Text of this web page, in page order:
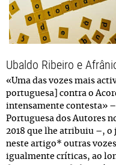
Ubaldo Ribeiro e
«Uma das vozes mais
portuguesa] contra o
intensamente contesta» –
Portuguesa dos Autores
2018 que lhe atribuiu –, o
neste artigo* outras
igualmente críticas, ao